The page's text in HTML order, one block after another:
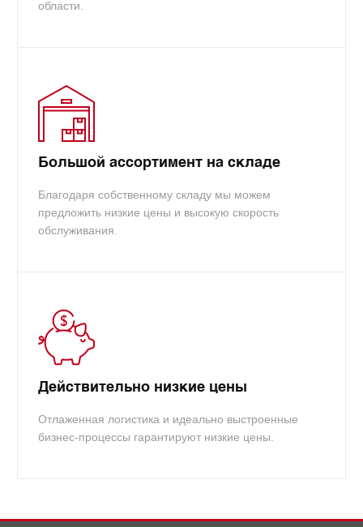
области.
Большой ассортимент на складе
Благодаря собственному складу мы можем
предложить низкие цены и высокую скорость
обслуживания.
Действительно низкие цены
Отлаженная логистика и идеально выстроенные
бизнес-процессы гарантируют низкие цены.